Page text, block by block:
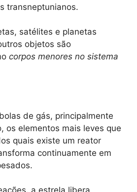
transneptunianos.
satélites e planetas
objetos são
corpos menores no sistema
de gás, principalmente
os elementos mais leves que
quais existe um reator
continuamente em